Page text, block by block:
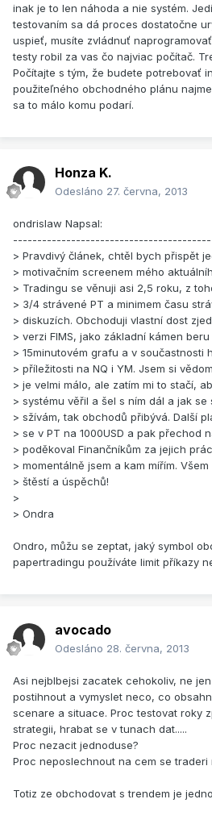
inak je to len náhoda a nie systém.
testovaním sa dá proces dostatočne
uspieť, musíte zvládnuť
testy robil za vas čo najviac počítač.
Počítajte s tým, že budete potrebovať
použiteľného obchodného plánu
sa to málo komu podarí.
Honza K.
Odesláno 27. června, 2013
ondrislaw Napsal:
> Pravdivý článek, chtěl bych přispět
> motivačním screenem mého
> Tradingu se věnuji asi 2,5 roku, z
> 3/4 strávené PT a minimem času
> diskuzích. Obchoduji vlastní dost
> verzi FIMS, jako základní kámen
> 15minutovém grafu a v součastnosti
> příležitosti na NQ i YM. Jsem si
> je velmi málo, ale zatím mi to stačí,
> systému věřil a šel s ním dál a jak se
> sžívám, tak obchodů přibývá. Další
> se v PT na 1000USD a pak přechod
> poděkoval Finančníkům za jejich
> momentálně jsem a kam mířím.
> štěstí a úspěchů!
>
> Ondra
Ondro, můžu se zeptat, jaký symbol
papertradingu používáte limit příkazy
avocado
Odesláno 28. června, 2013
Asi nejblbejsi zacatek cehokoliv, ne
postihnout a vymyslet neco, co
scenare a situace. Proc testovat roky
strategii, hrabat se v tunach dat.....
Proc nezacit jednoduse?
Proc neposlechnout na cem se traderi
Totiz ze obchodovat s trendem je